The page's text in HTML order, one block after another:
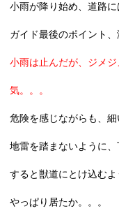
小雨が降り始め、道路に
ガイド最後のポイント、
小雨は止んだが、ジメ
気。。。
危険を感じながらも、細
地雷を踏まないように、
すると獣道にとけ込むよ
やっぱり居たか。。。